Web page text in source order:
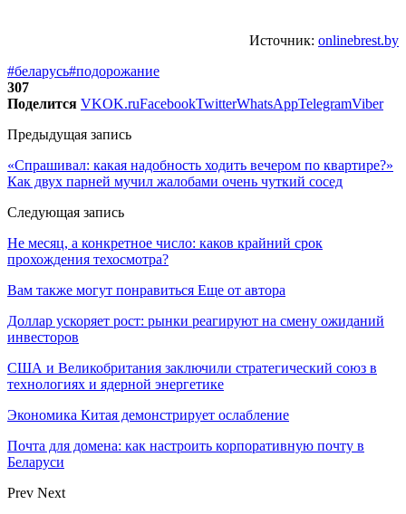
Источник: onlinebrest.by
#беларусь#подорожание
307
Поделится VKOK.ruFacebookTwitterWhatsAppTelegramViber
Предыдущая запись
«Спрашивал: какая надобность ходить вечером по квартире?»
Как двух парней мучил жалобами очень чуткий сосед
Следующая запись
Не месяц, а конкретное число: каков крайний срок
прохождения техосмотра?
Вам также могут понравиться Еще от автора
Доллар ускоряет рост: рынки реагируют на смену ожиданий
инвесторов
США и Великобритания заключили стратегический союз в
технологиях и ядерной энергетике
Экономика Китая демонстрирует ослабление
Почта для домена: как настроить корпоративную почту в
Беларуси
Prev Next